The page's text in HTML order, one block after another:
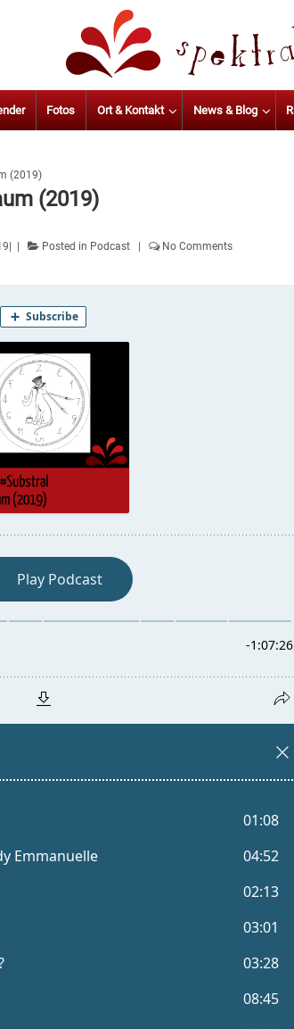
Fotos Ort & Kontakt News & Blog
(2019)
(2019)
Posted in Podcast No Comments